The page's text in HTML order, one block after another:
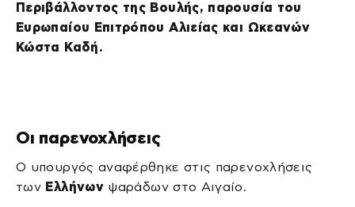
Περιβάλλοντος της Βουλής, παρουσία του
Ευρωπαίου Επιτρόπου Αλιείας και Ωκεανών
Κώστα Καδή.
Οι παρενοχλήσεις
O υπουργός αναφέρθηκε στις παρενοχλήσεις
των Ελλήνωνψαράδων στο Αιγαίο.